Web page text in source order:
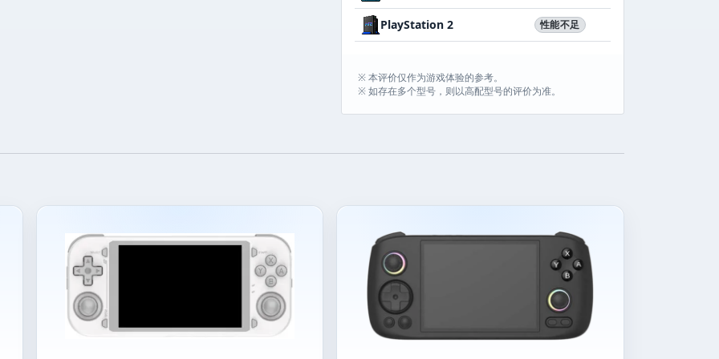
PlayStation 2 性能不足
※ 本评价仅作为游戏体验的参考。
※ 如存在多个型号，则以高配型号的评价为准。